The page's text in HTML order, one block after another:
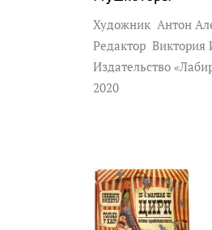
Художник Антон
Редактор Виктория
Издательство
2020